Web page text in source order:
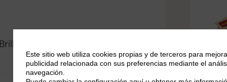
Este sitio web utiliza cookies propias y de terceros para
publicidad relacionada con sus preferencias mediante el
navegación.